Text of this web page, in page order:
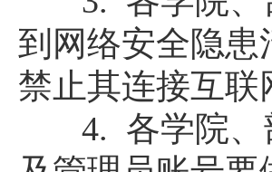
到网络安全隐
禁止其连接互联
4. 各学院、